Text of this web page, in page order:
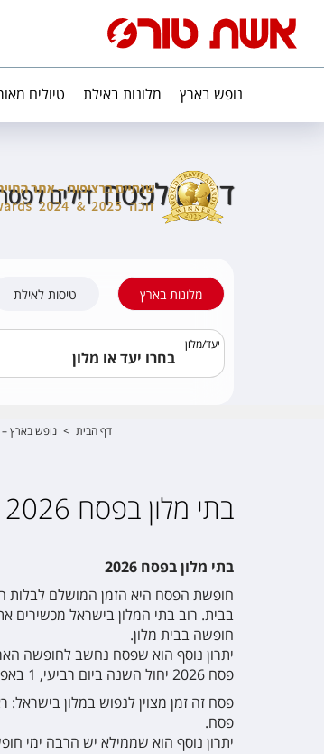
נופש בארץ מלונות באילת טיולים
דילים לפסח דילים
מלונות בארץ טיסות לאילת
יעד/מלון
דף הבית > נופש בארץ –
בתי מלון בפסח 2026
בתי מלון בפסח 2026
חופשת הפסח היא הזמן המושלם לבלות
בבית. רוב בתי המלון בישראל
חופשה בבית מלון.
יתרון נוסף הוא שפסח נחשב לחופשה
פסח 2026 יחול השנה ביום רביעי, 1 באפריל (ערב החג הראשון), ויסתיים ביום רביעי, 9 באפריל (אחרון של חג).
פסח זה זמן מצוין לנפוש במלון
פסח.
יתרון נוסף הוא שממילא יש הרבה ימי